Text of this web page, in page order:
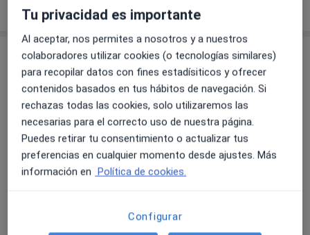
sobre la experiencia
Servicios y precios
Consulta online
Servicio gratuito Detalles
Histerectomía total
Detalles
Tu privacidad es importante
Al aceptar, nos permites a nosotros y a nuestros
colaboradores utilizar cookies (o tecnologías similares)
para recopilar datos con fines estadísiticos y ofrecer
contenidos basados en tus hábitos de navegación. Si
rechazas todas las cookies, solo utilizaremos las
necesarias para el correcto uso de nuestra página.
Puedes retirar tu consentimiento o actualizar tus
preferencias en cualquier momento desde ajustes. Más
información en Política de cookies.
Configurar